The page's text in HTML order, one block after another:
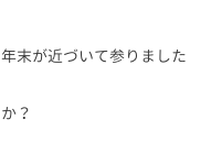
末が近づいて参りました
？